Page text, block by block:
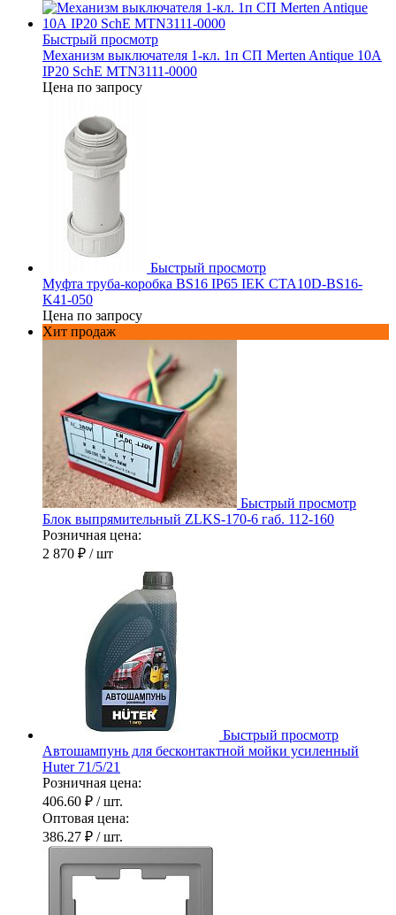
Быстрый просмотр
Механизм выключателя 1-кл. 1п СП Merten Antique 10А
IP20 SchE MTN3111-0000
Цена по запросу
Быстрый просмотр
Муфта труба-коробка BS16 IP65 IEK CTA10D-BS16-
K41-050
Цена по запросу
Хит продаж
Быстрый просмотр
Блок выпрямительный ZLKS-170-6 габ. 112-160
Розничная цена:
2 870 ₽ / шт
Быстрый просмотр
Автошампунь для бесконтактной мойки усиленный
Huter 71/5/21
Розничная цена:
406.60 ₽ / шт.
Оптовая цена:
386.27 ₽ / шт.